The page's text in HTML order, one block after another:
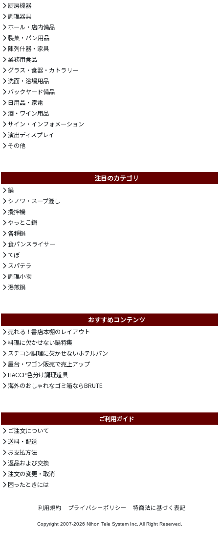
厨房機器
調理器具
ホール・店内備品
製菓・パン用品
陳列什器・家具
業務用食品
グラス・食器・カトラリー
洗面・浴場用品
バックヤード備品
日用品・家電
酒・ワイン用品
サイン・インフォメーション
演出ディスプレイ
その他
注目のカテゴリ
鍋
シノワ・スープ漉し
攪拌機
やっとこ鍋
各種鍋
食パンスライサー
てぼ
スパテラ
調理小物
湯煎鍋
おすすめコンテンツ
売れる！書店本棚のレイアウト
料理に欠かせない鍋特集
スチコン調理に欠かせないホテルパン
屋台・ワゴン販売で売上アップ
HACCP色分け調理道具
海外のおしゃれなゴミ箱ならBRUTE
ご利用ガイド
ご注文について
送料・配送
お支払方法
返品および交換
注文の変更・取消
困ったときには
利用規約 プライバシーポリシー 特商法に基づく表記
Copyright 2007-2026 Nihon Tele System Inc. All Right Reserved.